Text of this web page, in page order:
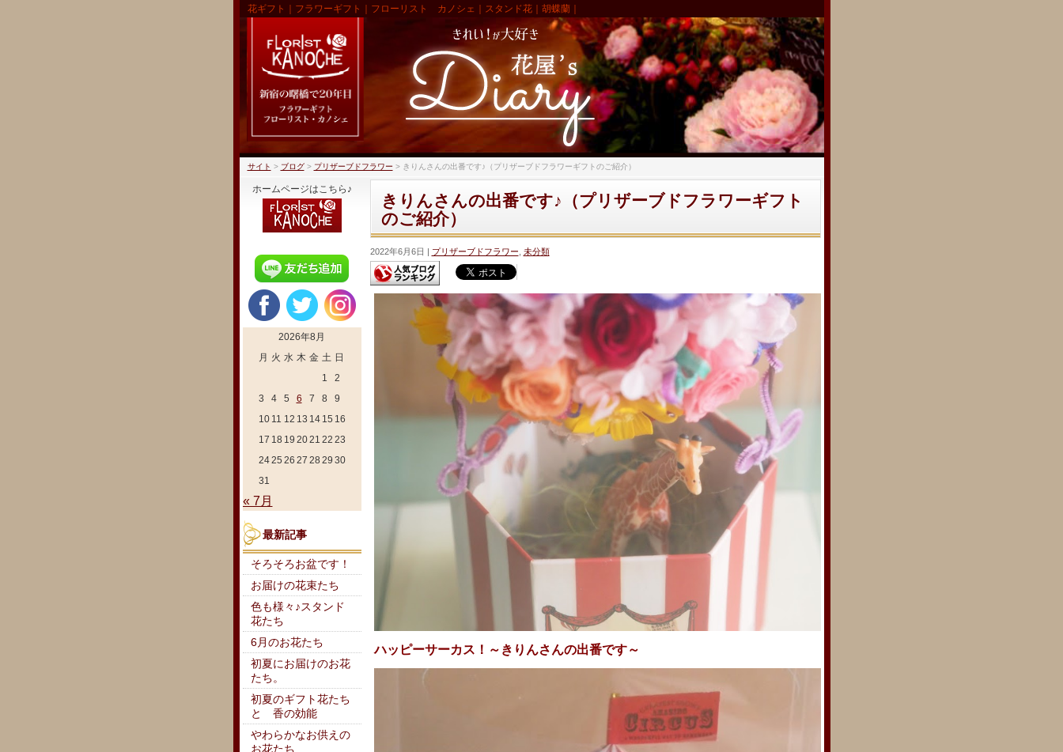
花ギフト｜フラワーギフト｜フローリスト カノシェ｜スタンド花｜胡蝶蘭｜
サイト > ブログ> プリザーブドフラワー > きりんさんの出番です♪（プリザーブドフラワーギフトのご紹介）
きりんさんの出番です♪（プリザーブドフラワーギフト
のご紹介）
2022年6月6日 プリザーブドフラワー 未分類
ハッピーサーカス！～きりんさんの出番です～
ホームページはこちら♪
2026年8月
月 火 水 木 金 土 日
1
2
3
4 5 6 7 8
9
10 11 12 13 14 15 16
17 18 19 2021 22 23
2425 26 27 28 29 30
31
« 7月
最新記事
そろそろお盆です！
お届けの花束たち
色も様々♪スタンド
花たち
6月のお花たち
初夏にお届けのお花
たち。
初夏のギフト花たち
と 香の効能
やわらかなお供えの
お花たち